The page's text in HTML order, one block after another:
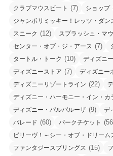
クラブマウスビート (7) ショップ
ジャンボリミッキー！レッツ・ダン
スニーク (12) スプラッシュ・マ
センター・オブ・ジ・アース (7)
タートル・トーク (10) ディズニ
ディズニーストア (7) ディズニー
ディズニーリゾートライン (22)
ディズニー・ハーモニー・イン・カ
ディズニー・パルパルーザ (9) デ
パレード (60) パークチケット
ビリーヴ！～シー・オブ・ドリーム
ファンタジースプリングス (15)